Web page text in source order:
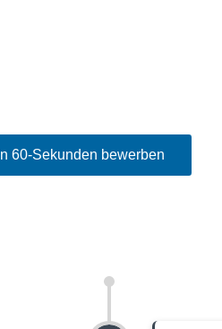
In 60-Sekunden bewerben